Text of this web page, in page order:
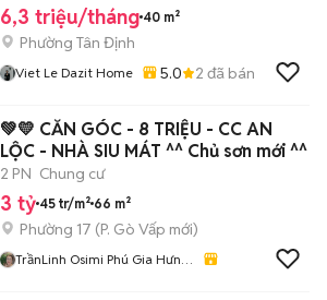
6,3 triệu/tháng 40 m²
Phường Tân Định
Viet Le Dazit Home 5.0 2 đã bán
💚💛 CĂN GÓC - 8 TRIỆU - CC AN
LỘC - NHÀ SIU MÁT ^^ Chủ sơn mới ^^
2 PN Chung cư
3 tỷ 45 tr/m² 66 m²
Phường 17 (P. Gò Vấp mới)
TrầnLinh Osimi Phú Gia Hưng